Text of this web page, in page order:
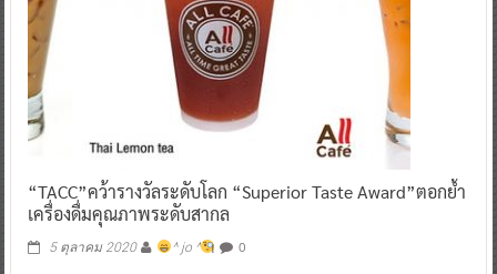
“TACC”คว้ารางวัลระดับโลก “Superior Taste Award”ตอกย้ำ
เครื่องดื่มคุณภาพระดับสากล
5 ตุลาคม 2020 ^ jo ^ 0